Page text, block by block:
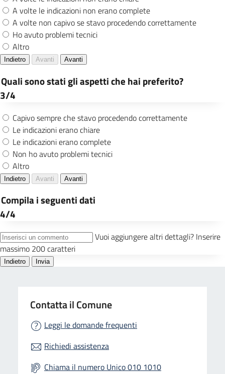
Contatta il Comune
Leggi le domande frequenti
Richiedi assistenza
Chiama il numero Unico 010 1010